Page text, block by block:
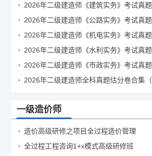
一级造价师
造价高级研修之项目全过程造价管理
全过程工程咨询1+x模式高级研修班